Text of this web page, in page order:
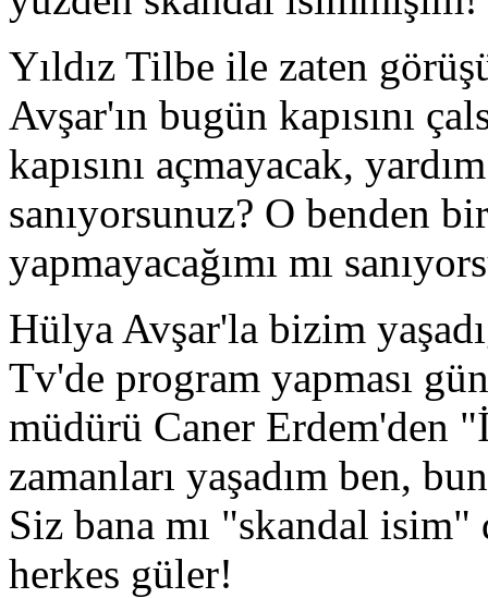
Yıldız Tilbe ile zaten
Avşar'ın bugün kapısını
kapısını açmayacak,
sanıyorsunuz? O benden
yapmayacağımı mı
Hülya Avşar'la bizim
Tv'de program yapması
müdürü Caner Erdem'den
zamanları yaşadım ben,
Siz bana mı "skandal
herkes güler!